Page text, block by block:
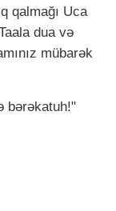
qalmağı Uca
dua və
mübarək
bərəkаtuh!"